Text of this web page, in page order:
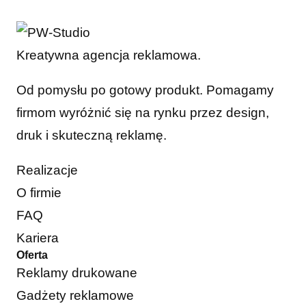
Kreatywna agencja reklamowa.
Od pomysłu po gotowy produkt. Pomagamy
firmom wyróżnić się na rynku przez design,
druk i skuteczną reklamę.
Realizacje
O firmie
FAQ
Kariera
Oferta
Reklamy drukowane
Gadżety reklamowe